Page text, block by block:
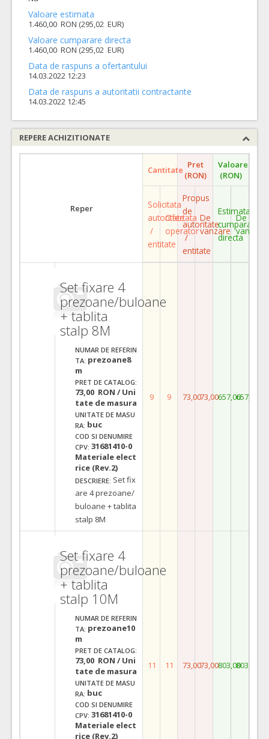
Valoare estimata
1.460,00 RON (295,02 EUR)
Valoare cumparare directa
1.460,00 RON (295,02 EUR)
Data de raspuns a ofertantului
14.03.2022 12:23
Data de raspuns a autoritatii contractante
14.03.2022 12:45
REPERE ACHIZITIONATE
Reper
Cantitate Pret
(RON)
Valoare
(RON)
Solicitata
autoritate
/
entitate
Ofertata
operator
Propus
de
autoritate
/
entitate
De
vanzare
Estimata
cumparare
directa
De
vanzare
Set fixare 4
prezoane/buloane
+ tablita
stalp 8M
NUMAR DE REFERIN
TA: prezoane8
m
PRET DE CATALOG:
73,00 RON / Uni
tate de masura
UNITATE DE MASU
RA: buc
COD SI DENUMIRE
CPV: 31681410-0
Materiale elect
rice (Rev.2)
DESCRIERE: Set fix
are 4 prezoane/
buloane + tablita
stalp 8M
9 9 73,0073,00657,00657,00
Set fixare 4
prezoane/buloane
+ tablita
stalp 10M
NUMAR DE REFERIN
TA: prezoane10
m
PRET DE CATALOG:
73,00 RON / Uni
tate de masura
UNITATE DE MASU
RA: buc
COD SI DENUMIRE
CPV: 31681410-0
Materiale elect
rice (Rev.2)
11 11 73,0073,00803,00803,00